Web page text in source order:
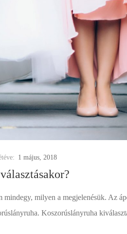
1 május, 2018
milyen a megjelenésük. Az
Koszorúslányruha